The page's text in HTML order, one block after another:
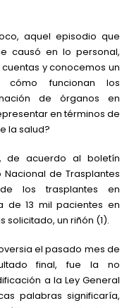
aquel episodio que
causó en lo personal,
y conocemos un
funcionan los
de órganos en
en términos de
la salud?
de acuerdo al boletín
de Trasplantes
los trasplantes en
de 13 mil pacientes en
un riñón (1).
el pasado mes de
final, fue la no
a la Ley General
palabras significaría,